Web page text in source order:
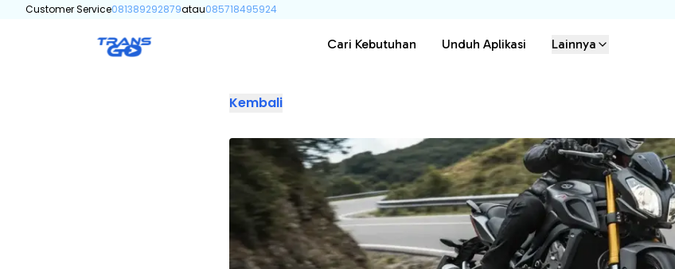
Customer Service081389292879atau085718495924
Cari Kebutuhan Unduh Aplikasi Lainnya
Kembali